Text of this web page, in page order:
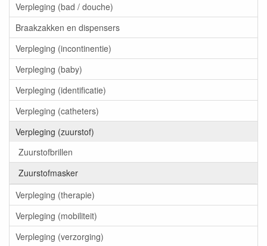
Verpleging (bad / douche)
Braakzakken en dispensers
Verpleging (incontinentie)
Verpleging (baby)
Verpleging (identificatie)
Verpleging (catheters)
Verpleging (zuurstof)
Zuurstofbrillen
Zuurstofmasker
Verpleging (therapie)
Verpleging (mobiliteit)
Verpleging (verzorging)